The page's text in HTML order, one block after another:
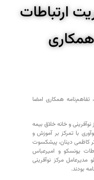
ارتباطات
تفاهم‌نامه همکاری امضا
و خانه خلاق بیمه
با تمرکز بر آموزش و
کاظمی دینان، پیشکسوت
یونسکو و امیرعباس
مدیرعامل مرکز نوآفرینی
بودند.